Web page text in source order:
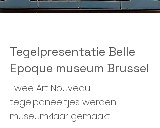
Tegelpresentatie Belle
Epoque museum Brussel
Twee Art Nouveau
tegelpaneeltjes werden
museumklaar gemaakt.